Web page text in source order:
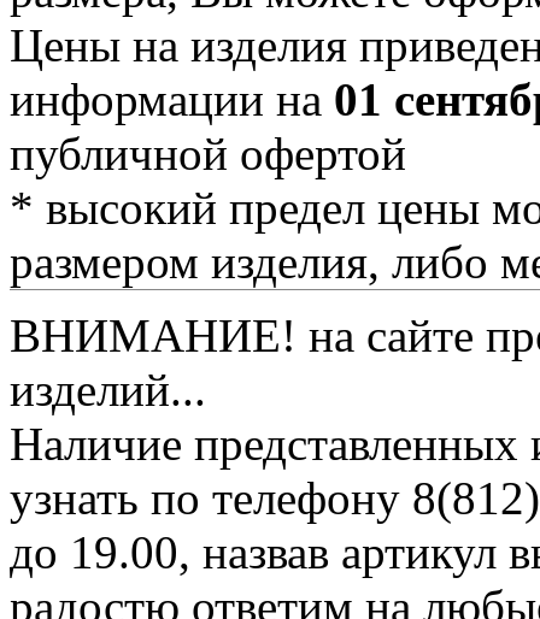
Цены на изделия
информации на 01
публичной офертой
* высокий предел цены
размером изделия, либо
ВНИМАНИЕ! на сайте
изделий...
Наличие
узнать по телефону
до 19.00, назвав
радостю ответим на